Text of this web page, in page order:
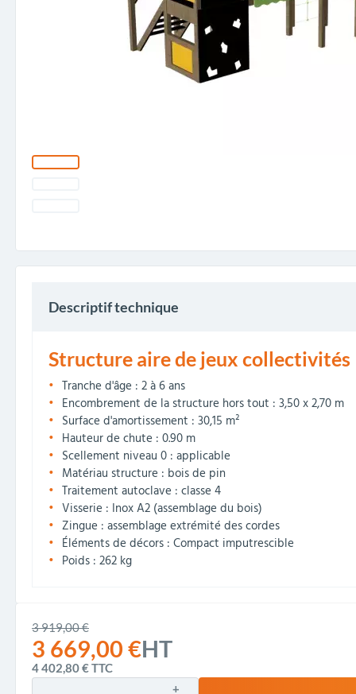
3 919,00 €
3 669,00 €HT
4 402,80 €TTC
+
Descriptif technique
Structure aire de jeux collectivités
Tranche d'âge : 2 à 6 ans
Encombrement de la structure hors tout : 3,50 x 2,70 m
Surface d'amortissement : 30,15 m²
Hauteur de chute : 0.90 m
Scellement niveau 0 : applicable
Matériau structure : bois de pin
Traitement autoclave : classe 4
Visserie : Inox A2 (assemblage du bois)
Zingue : assemblage extrémité des cordes
Éléments de décors : Compact imputrescible
Poids : 262 kg